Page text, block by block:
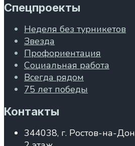
Спецпроекты
Неделя без турникетов
Звезда
Профориентация
Социальная работа
Всегда рядом
75 лет победы
Контакты
344038, г. Ростов-на-